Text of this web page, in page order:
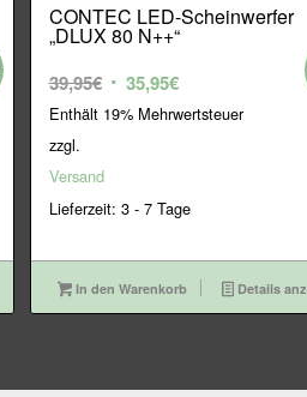
CONTEC LED-Scheinwerfer
„DLUX 80 N++“
39,95€ Ursprünglicher
Preis
35,95€Aktueller
Preis
Enthält 19% Mehrwertsteuer
zzgl.
Versand
Lieferzeit: 3 - 7 Tage
In den Warenkorb Details